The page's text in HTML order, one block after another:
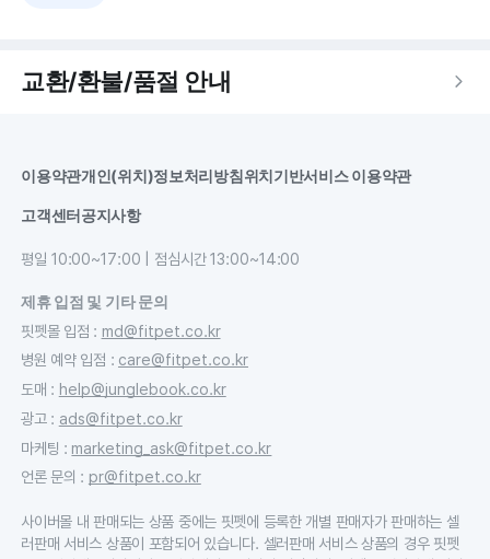
교환/환불/품절 안내
이용약관개인(위치)정보처리방침위치기반서비스 이용약관
고객센터공지사항
평일 10:00~17:00 | 점심시간 13:00~14:00
제휴 입점 및 기타 문의
핏펫몰 입점 : md@fitpet.co.kr
병원 예약 입점 : care@fitpet.co.kr
도매 : help@junglebook.co.kr
광고: ads@fitpet.co.kr
마케팅 : marketing_ask@fitpet.co.kr
언론 문의 : pr@fitpet.co.kr
사이버몰 내 판매되는 상품 중에는 핏펫에 등록한 개별 판매자가 판매하는 셀
러판매 서비스 상품이 포함되어 있습니다. 셀러판매 서비스 상품의 경우 핏펫